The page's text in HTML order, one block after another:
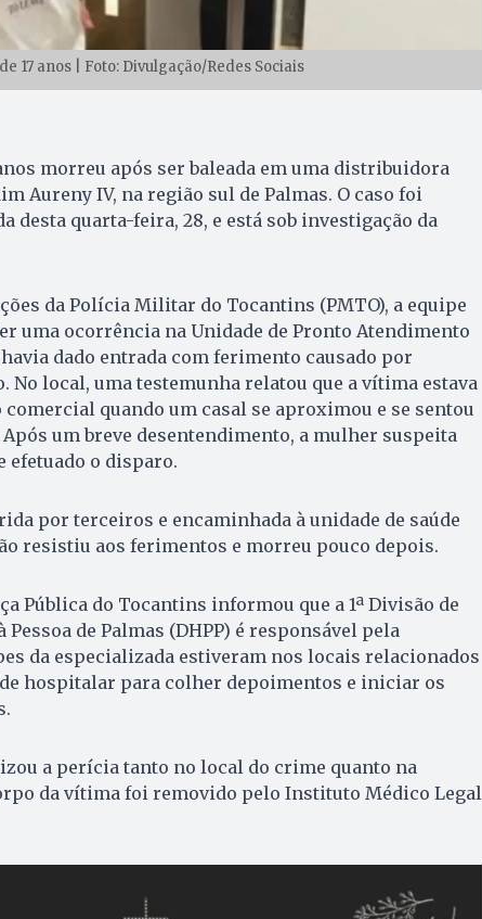
17 anos | Foto: Divulgação/Redes Sociais
morreu após ser baleada em uma distribuidora
Aureny IV, na região sul de Palmas. O caso foi
desta quarta-feira, 28, e está sob investigação da
da Polícia Militar do Tocantins (PMTO), a equipe
uma ocorrência na Unidade de Pronto Atendimento
havia dado entrada com ferimento causado por
No local, uma testemunha relatou que a vítima estava
quando um casal se aproximou e se sentou
um breve desentendimento, a mulher suspeita
efetuado o disparo.
por terceiros e encaminhada à unidade de saúde
resistiu aos ferimentos e morreu pouco depois.
Pública do Tocantins informou que a 1ª Divisão de
de Palmas (DHPP) é responsável pela
da especializada estiveram nos locais relacionados
hospitalar para colher depoimentos e iniciar os
a perícia tanto no local do crime quanto na
da vítima foi removido pelo Instituto Médico Legal